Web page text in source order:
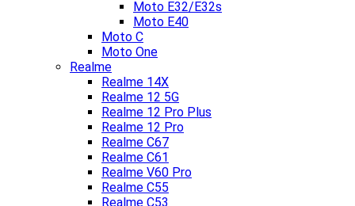
Moto E32/E32s
Moto E40
Moto C
Moto One
Realme
Realme 14X
Realme 12 5G
Realme 12 Pro Plus
Realme 12 Pro
Realme C67
Realme C61
Realme V60 Pro
Realme C55
Realme C53